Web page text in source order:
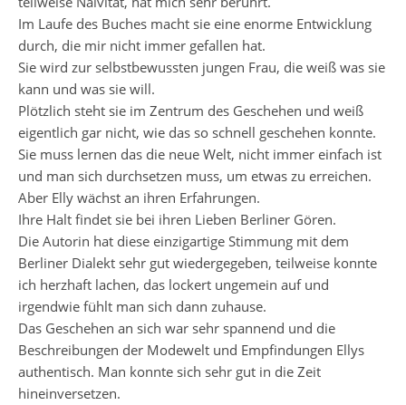
Im Laufe des Buches macht sie eine enorme Entwicklung
durch, die mir nicht immer gefallen hat.
Sie wird zur selbstbewussten jungen Frau, die weiß was sie
kann und was sie will.
Plötzlich steht sie im Zentrum des Geschehen und weiß
eigentlich gar nicht, wie das so schnell geschehen konnte.
Sie muss lernen das die neue Welt, nicht immer einfach ist
und man sich durchsetzen muss, um etwas zu erreichen.
Aber Elly wächst an ihren Erfahrungen.
Ihre Halt findet sie bei ihren Lieben Berliner Gören.
Die Autorin hat diese einzigartige Stimmung mit dem
Berliner Dialekt sehr gut wiedergegeben, teilweise konnte
ich herzhaft lachen, das lockert ungemein auf und
irgendwie fühlt man sich dann zuhause.
Das Geschehen an sich war sehr spannend und die
Beschreibungen der Modewelt und Empfindungen Ellys
authentisch. Man konnte sich sehr gut in die Zeit
hineinversetzen.